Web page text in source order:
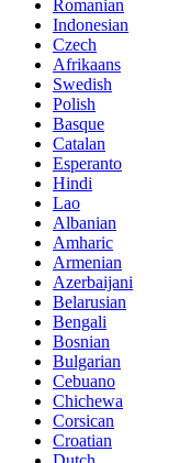
Romanian
Indonesian
Czech
Afrikaans
Swedish
Polish
Basque
Catalan
Esperanto
Hindi
Lao
Albanian
Amharic
Armenian
Azerbaijani
Belarusian
Bengali
Bosnian
Bulgarian
Cebuano
Chichewa
Corsican
Croatian